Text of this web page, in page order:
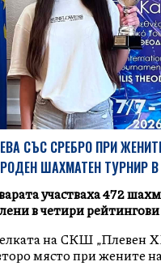
СЪС СРЕБРО ПРИ
ШАХМАТЕН ТУРНИР
участваха 472
в четири
на СКШ „Плевен
място при жените